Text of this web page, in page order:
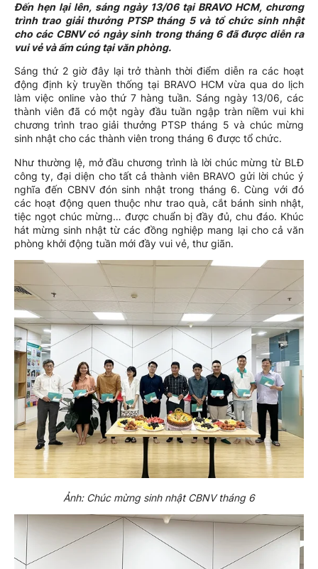
Đến hẹn lại lên, sáng ngày 13/06 tại BRAVO HCM, chương
trình trao giải thưởng PTSP tháng 5 và tổ chức sinh nhật
cho các CBNV có ngày sinh trong tháng 6 đã được diễn ra
vui vẻ và ấm cúng tại văn phòng.
Sáng thứ 2 giờ đây lại trở thành thời điểm diễn ra các hoạt
động định kỳ truyền thống tại BRAVO HCM vừa qua do lịch
làm việc online vào thứ 7 hàng tuần. Sáng ngày 13/06, các
thành viên đã có một ngày đầu tuần ngập tràn niềm vui khi
chương trình trao giải thưởng PTSP tháng 5 và chúc mừng
sinh nhật cho các thành viên trong tháng 6 được tổ chức.
Như thường lệ, mở đầu chương trình là lời chúc mừng từ BLĐ
công ty, đại diện cho tất cả thành viên BRAVO gửi lời chúc ý
nghĩa đến CBNV đón sinh nhật trong tháng 6. Cùng với đó
các hoạt động quen thuộc như trao quà, cắt bánh sinh nhật,
tiệc ngọt chúc mừng… được chuẩn bị đầy đủ, chu đáo. Khúc
hát mừng sinh nhật từ các đồng nghiệp mang lại cho cả văn
phòng khởi động tuần mới đầy vui vẻ, thư giãn.
Ảnh: Chúc mừng sinh nhật CBNV tháng 6